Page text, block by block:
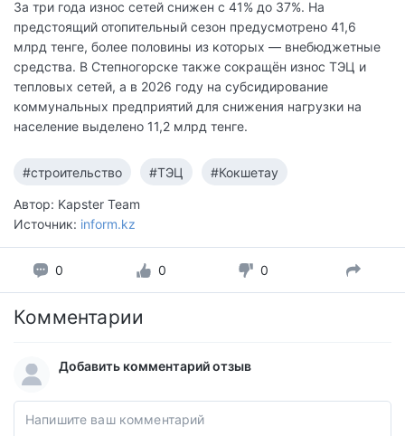
За три года износ сетей снижен с 41% до 37%. На
предстоящий отопительный сезон предусмотрено 41,6
млрд тенге, более половины из которых — внебюджетные
средства. В Степногорске также сокращён износ ТЭЦ и
тепловых сетей, а в 2026 году на субсидирование
коммунальных предприятий для снижения нагрузки на
население выделено 11,2 млрд тенге.
#строительство #ТЭЦ #Кокшетау
Автор: Kapster Team
Источник: inform.kz
0 0 0
Комментарии
Добавить комментарий отзыв